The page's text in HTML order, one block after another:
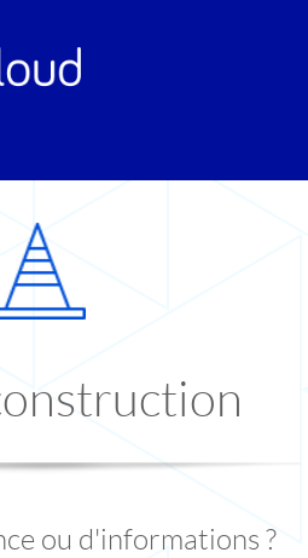
ou d'informations ?